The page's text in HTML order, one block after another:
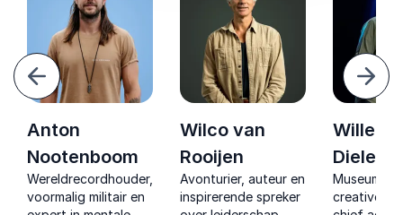
Anton
Nootenboom
Wereldrecordhouder,
voormalig militair en
Wilco van
Rooijen
Avonturier, auteur en
inspirerende spreker
Willem
creative